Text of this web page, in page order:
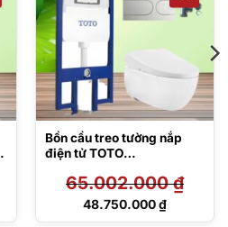
Bồn cầu treo tường nắp
điện tử TOTO
A/WH172AT/TCA546/MB1
75M#SS
65.002.000₫
Giá
48.750.000₫
Giá